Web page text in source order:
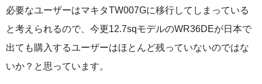
必要なユーザーはマキタTW007Gに移行してしまっている
と考えられるので、今更12.7sqモデルのWR36DEが日本で
出ても購入するユーザーはほとんど残っていないのではな
いか？と思っています。